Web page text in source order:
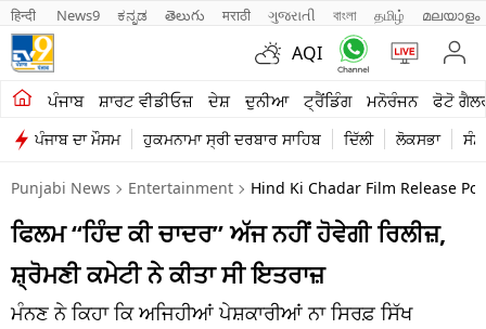
हिन्दी News9 ಕನ್ನಡ తెలుగు मराठी ગુજરાતી বাংলা தமிழ் മലയാളം
AQI
ਪੰਜਾਬ ਸ਼ਾਰਟ ਵੀਡੀਓਜ਼ ਦੇਸ਼ ਦੁਨੀਆ ਟ੍ਰੈਂਡਿੰਗ ਮਨੋਰੰਜਨ ਫੋਟੋ
ਪੰਜਾਬ ਦਾ ਮੌਸਮ ਹੁਕਮਨਾਮਾ ਸ੍ਰੀ ਦਰਬਾਰ ਸਾਹਿਬ ਦਿੱਲੀ ਲੋਕਸਭਾ
ਖੇਤੀਬਾੜੀ
ਸ਼ਾਰਟ ਵੀਡੀਓਜ਼
ਕਾਰੋਬਾਰ
ਕਰਿਅਰ
ਮਨੋਰੰਜਨ
Punjabi News Entertainment Hind Ki Chadar Film Release
ਫਿਲਮ “ਹਿੰਦ ਕੀ ਚਾਦਰ” ਅੱਜ ਨਹੀਂ ਹੋਵੇਗੀ ਰਿਲੀਜ਼,
ਸ਼੍ਰੋਮਣੀ ਕਮੇਟੀ ਨੇ ਕੀਤਾ ਸੀ ਇਤਰਾਜ਼
ਮੰਨਣ ਨੇ ਕਿਹਾ ਕਿ ਅਜਿਹੀਆਂ ਪੇਸ਼ਕਾਰੀਆਂ ਨਾ ਸਿਰਫ਼ ਸਿੱਖ